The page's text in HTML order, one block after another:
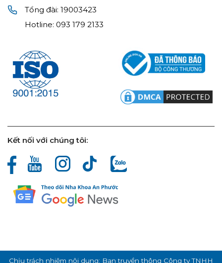
Tổng đài:19003423
Hotline:093 179 2133
Kết nối với chúng tôi:
Chịu trách nhiệm nội dung: Ban truyền thông Công ty TNHH